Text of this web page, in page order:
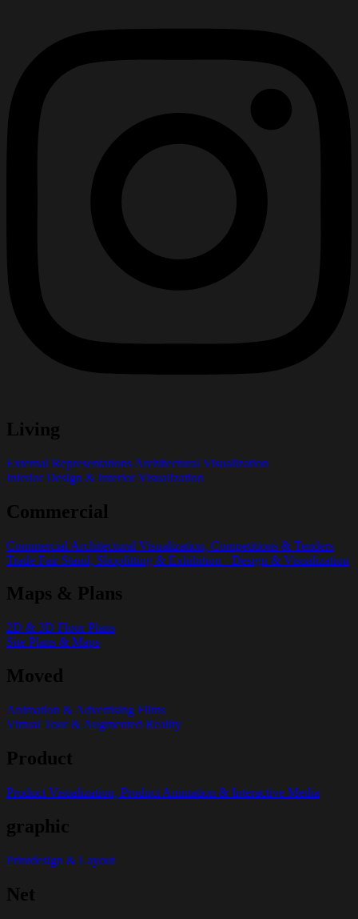
Living
External Representations Architectural Visualization
Interior Design & Interior Visualization
Commercial
Commercial Architectural Visualization, Competitions & Tenders
Trade Fair Stand, Shopfitting & Exhibition - Design & Visualization
Maps & Plans
2D & 3D Floor Plans
Site Plans & Maps
Moved
Animation & Advertising Films
Virtual Tour & Augmented Reality
Product
Product Visualization, Product Animation & Interactive Media
graphic
Printdesign & Layout
Net